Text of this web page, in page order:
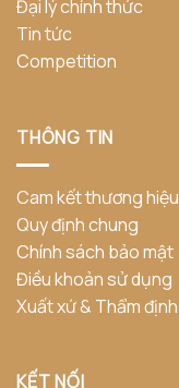
Đại lý chính thức
Tin tức
Competition
THÔNG TIN
Cam kết thương hiệu
Quy định chung
Chính sách bảo mật
Điều khoản sử dụng
Xuất xứ & Thẩm định
KẾT NỐI